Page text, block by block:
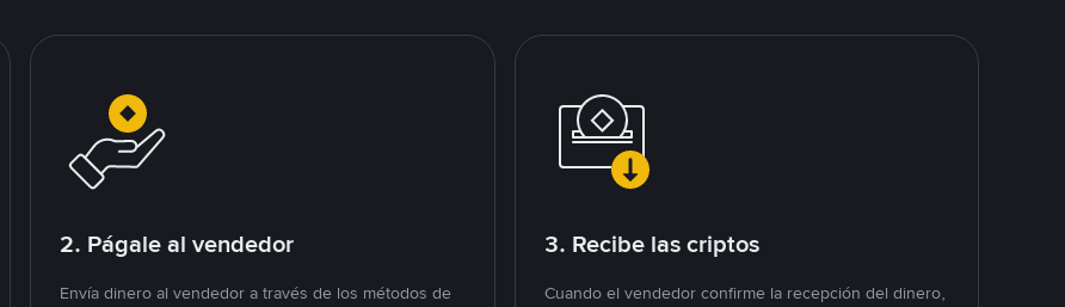
2. Págale al vendedor
Envía dinero al vendedor a través de los métodos de
3. Recibe las criptos
Cuando el vendedor confirme la recepción del dinero,